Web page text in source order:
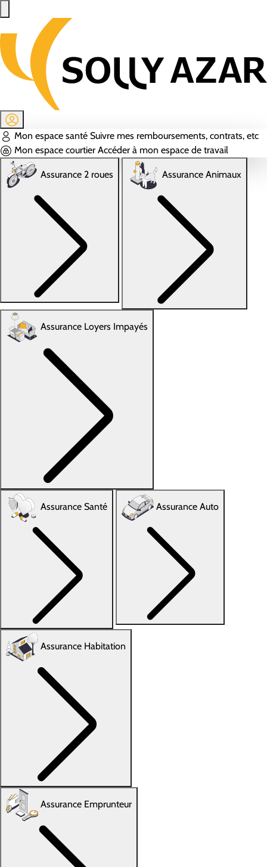
Mon espace santé Suivre mes remboursements, contrats, etc
Mon espace courtier Accéder à mon espace de travail
Assurance 2 roues Assurance Animaux
Assurance Loyers Impayés
Assurance Santé Assurance Auto
Assurance Habitation
Assurance Emprunteur